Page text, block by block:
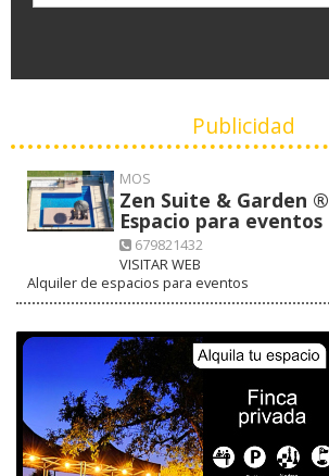
Publicidad
MOS
Zen Suite & Garden ®
Espacio para eventos
679821432
VISITAR WEB
Alquiler de espacios para eventos